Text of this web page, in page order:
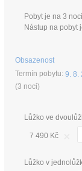
Pobyt je na 3
Nástup na pobyt
Obsazenost
Termín pobytu: 9. 8.
(3 noci)
Lůžko ve
7 490 Kč
Lůžko v